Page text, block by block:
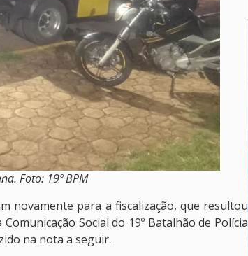
Foto: 19º BPM
novamente para a fiscalização, que resultou
Social do 19º Batalhão de Polícia
na nota a seguir.